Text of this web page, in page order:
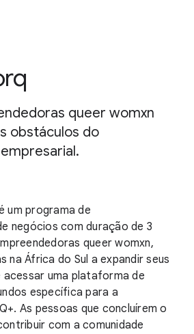
queer womxn
obstáculos do
um programa de
negócios com duração de 3
queer womxn,
na África do Sul a expandir seus
uma plataforma de
específica para a
As pessoas que concluírem o
com a comunidade